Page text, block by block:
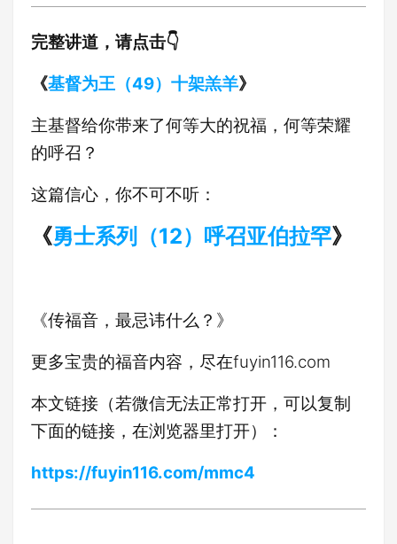
完整讲道，请点击👇
《基督为王（49）十架羔羊》
主基督给你带来了何等大的祝福，何等荣耀
的呼召？
这篇信心，你不可不听：
《勇士系列（12）呼召亚伯拉罕》
《传福音，最忌讳什么？》
更多宝贵的福音内容，尽在fuyin116.com
本文链接（若微信无法正常打开，可以复制
下面的链接，在浏览器里打开）：
https://fuyin116.com/mmc4